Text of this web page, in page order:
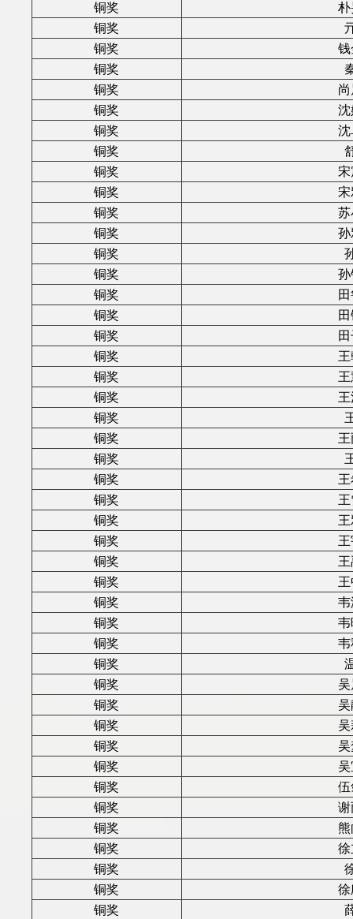
铜奖
铜奖
铜奖
铜奖
铜奖
铜奖
铜奖
铜奖
铜奖
铜奖
铜奖
铜奖
铜奖
铜奖
铜奖
铜奖
铜奖
铜奖
铜奖
铜奖
铜奖
铜奖
铜奖
铜奖
铜奖
铜奖
铜奖
铜奖
铜奖
铜奖
铜奖
铜奖
铜奖
铜奖
铜奖
铜奖
铜奖
铜奖
铜奖
铜奖
铜奖
铜奖
铜奖
铜奖
铜奖